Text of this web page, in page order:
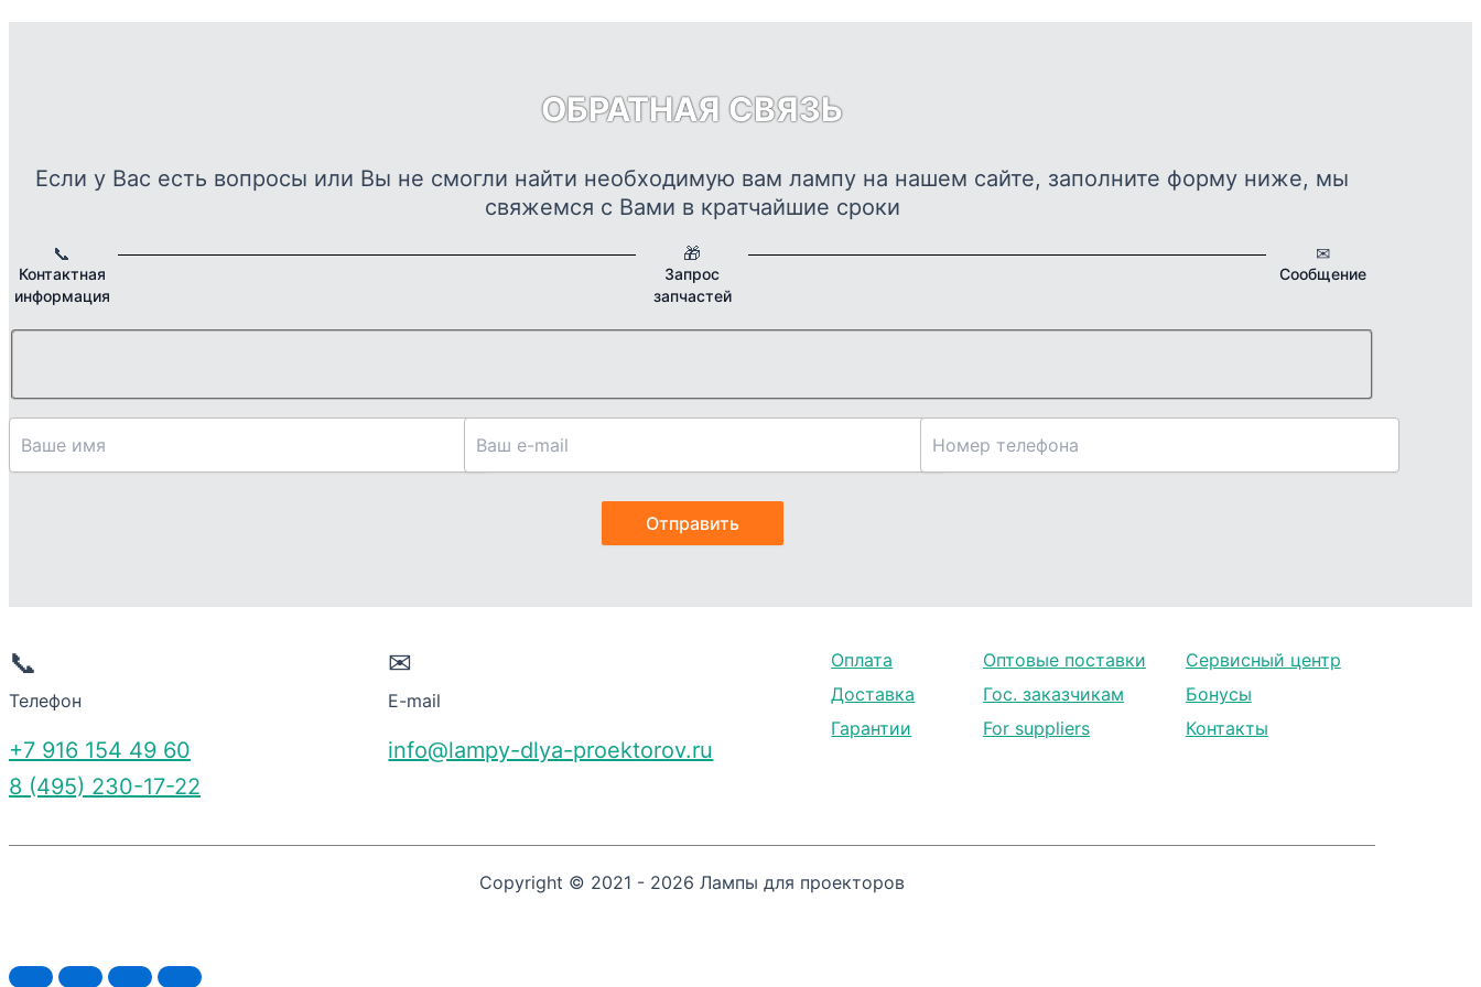
странице
товара.
ОБРАТНАЯ СВЯЗЬ
Если у Вас есть вопросы или Вы не смогли найти необходимую вам лампу на нашем сайте, заполните форму ниже, мы
свяжемся с Вами в кратчайшие сроки
📞
Контактная
информация
🎁
Запрос
запчастей
✉
Сообщение
📞
Телефон
+7 916 154 49 60
8 (495) 230-17-22
✉
E-mail
info@lampy-dlya-proektorov.ru
Оплата
Доставка
Гарантии
Оптовые поставки
Гос. заказчикам
For suppliers
Сервисный центр
Бонусы
Контакты
Copyright © 2021 - 2026 Лампы для проекторов